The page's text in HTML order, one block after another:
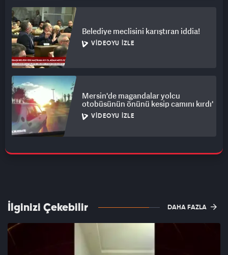
Belediye meclisini karıştıran iddia!
VIDEOYU İZLE
Mersin'de magandalar yolcu
otobüsünün önünü kesip camını kırdı'
VIDEOYU İZLE
İlginizi Çekebilir DAHA FAZLA